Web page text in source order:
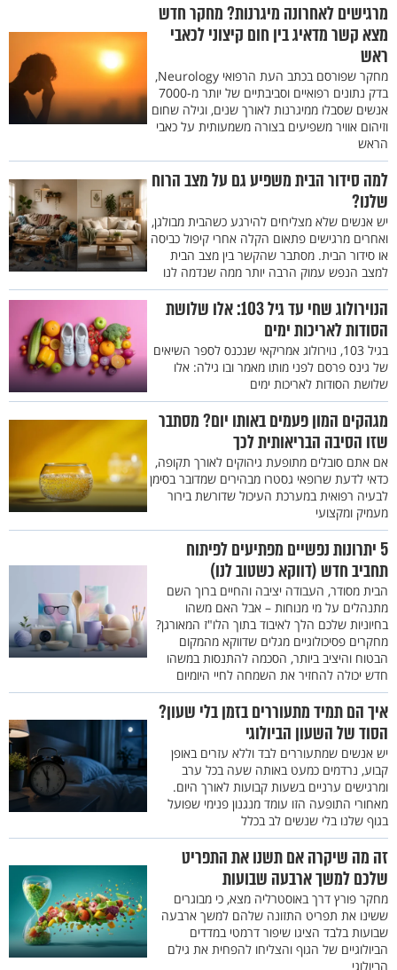
מרגישים לאחרונה מיגרנות? מחקר חדש
מצא קשר מדאיג בין חום קיצוני לכאבי
ראש
מחקר שפורסם בכתב העת הרפואי Neurology,
בדק נתונים רפואיים וסביבתיים של יותר מ-7000
אנשים שסבלו ממיגרנות לאורך שנים, וגילה שחום
וזיהום אוויר משפיעים בצורה משמעותית על כאבי
הראש
למה סידור הבית משפיע גם על מצב הרוח
שלנו?
יש אנשים שלא מצליחים להירגע כשהבית מבולגן,
ואחרים מרגישים פתאום הקלה אחרי קיפול כביסה
או סידור הבית. מסתבר שהקשר בין מצב הבית
למצב הנפש עמוק הרבה יותר ממה שנדמה לנו
הנוירולוג שחי עד גיל 103: אלו שלושת
הסודות לאריכות ימים
בגיל 103, נוירולוג אמריקאי שנכנס לספר השיאים
של גינס פרסם לפני מותו מאמר ובו גילה: אלו
שלושת הסודות לאריכות ימים
מגהקים המון פעמים באותו יום? מסתבר
שזו הסיבה הבריאותית לכך
אם אתם סובלים מתופעת גיהוקים לאורך תקופה,
כדאי לדעת שרופאי גסטרו מבהירים שמדובר בסימן
לבעיה רפואית במערכת העיכול שדורשת בירור
מעמיק ומקצועי
5 יתרונות נפשיים מפתיעים לפיתוח
תחביב חדש (דווקא כשטוב לנו)
הבית מסודר, העבודה יציבה והחיים ברוך השם
מתנהלים על מי מנוחות – אבל האם משהו
בחיוניות שלכם הלך לאיבוד בתוך הלו"ז המאורגן?
מחקרים פסיכולוגיים מגלים שדווקא מהמקום
הבטוח והיציב ביותר, הסכמה להתנסות במשהו
חדש יכולה להחזיר את השמחה לחיי היומיום
איך הם תמיד מתעוררים בזמן בלי שעון?
הסוד של השעון הביולוגי
יש אנשים שמתעוררים לבד וללא עזרים באופן
קבוע, נרדמים כמעט באותה שעה בכל ערב
ומרגישים ערניים בשעות קבועות לאורך היום.
מאחורי התופעה הזו עומד מנגנון פנימי שפועל
בגוף שלנו בלי שנשים לב בכלל
זה מה שיקרה אם תשנו את התפריט
שלכם למשך ארבעה שבועות
מחקר פורץ דרך באוסטרליה מצא, כי מבוגרים
ששינו את תפריט התזונה שלהם למשך ארבעה
שבועות בלבד הציגו שיפור דרמטי במדדים
הביולוגיים של הגוף והצליחו להפחית את גילם
הביולוגי